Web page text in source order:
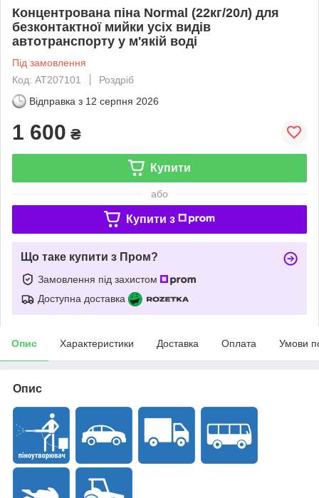
Концентрована піна Normal (22кг/20л) для
безконтактної мийки усіх видів
автотранспорту у м'якій воді
Під замовлення
Код: АТ207101
Роздріб
Відправка з 12 серпня 2026
1 600 ₴
Купити
або
Купити з
Що таке купити з Пром?
Замовлення під захистом
Доступна доставка
Опис Характеристики Доставка Оплата Умови
Опис